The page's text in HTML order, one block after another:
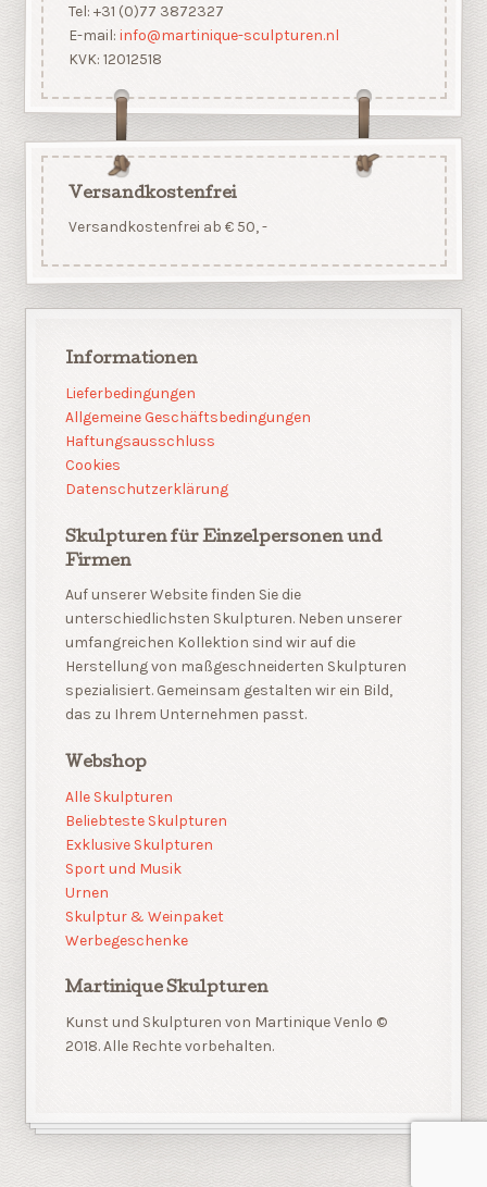
Tel: +31 (0)77 3872327
E-mail: info@martinique-sculpturen.nl
KVK: 12012518
Versandkostenfrei
Versandkostenfrei ab € 50, -
Informationen
Lieferbedingungen
Allgemeine Geschäftsbedingungen
Haftungsausschluss
Cookies
Datenschutzerklärung
Skulpturen für Einzelpersonen und
Firmen
Auf unserer Website finden Sie die
unterschiedlichsten Skulpturen. Neben unserer
umfangreichen Kollektion sind wir auf die
Herstellung von maßgeschneiderten Skulpturen
spezialisiert. Gemeinsam gestalten wir ein Bild,
das zu Ihrem Unternehmen passt.
Webshop
Alle Skulpturen
Beliebteste Skulpturen
Exklusive Skulpturen
Sport und Musik
Urnen
Skulptur & Weinpaket
Werbegeschenke
Martinique Skulpturen
Kunst und Skulpturen von Martinique Venlo ©
2018. Alle Rechte vorbehalten.